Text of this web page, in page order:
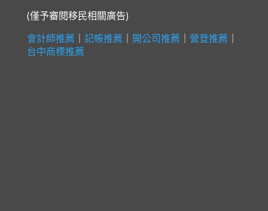
(僅予審閱移民相關廣告)
會計師推薦 ｜ 記帳推薦 ｜ 開公司推薦 ｜ 營登推薦 ｜
台中商標推薦